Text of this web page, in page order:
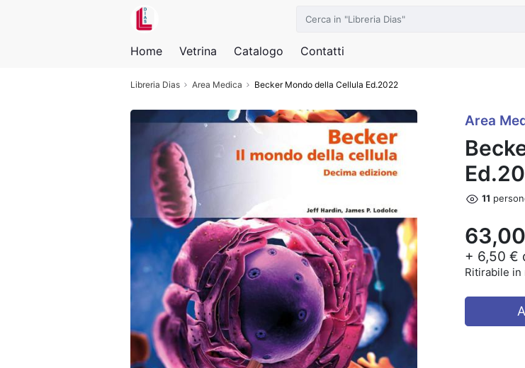
Home Vetrina Catalogo Contatti
Libreria Dias Area Medica Becker Mondo della Cellula Ed.2022
Area
12
+ 6,50 €
Ritirabile in